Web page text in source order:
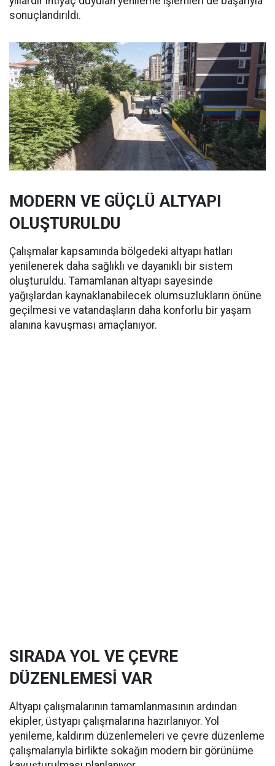
sonuçlandırıldı.
MODERN VE GÜÇLÜ ALTYAPI
OLUŞTURULDU
Çalışmalar kapsamında bölgedeki altyapı hatları
yenilenerek daha sağlıklı ve dayanıklı bir sistem
oluşturuldu. Tamamlanan altyapı sayesinde
yağışlardan kaynaklanabilecek olumsuzlukların önüne
geçilmesi ve vatandaşların daha konforlu bir yaşam
alanına kavuşması amaçlanıyor.
SIRADA YOL VE ÇEVRE
DÜZENLEMESİ VAR
Altyapı çalışmalarının tamamlanmasının ardından
ekipler, üstyapı çalışmalarına hazırlanıyor. Yol
yenileme, kaldırım düzenlemeleri ve çevre düzenleme
çalışmalarıyla birlikte sokağın modern bir görünüme